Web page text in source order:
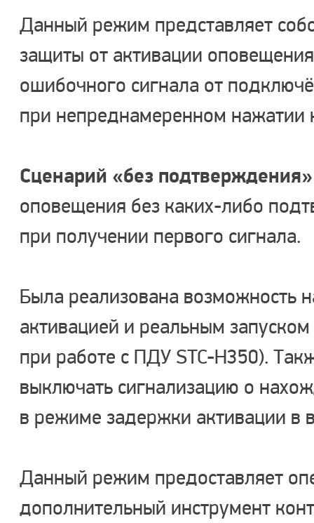
Данный режим представляет
защиты от активации
ошибочного сигнала от
при непреднамеренном нажатии
Сценарий «без
оповещения без каких-либо
при получении первого сигнала.
Была реализована возможность
активацией и реальным
при работе с ПДУ STC-H350).
выключать сигнализацию о
в режиме задержки активации в
Данный режим предоставляет
дополнительный инструмент